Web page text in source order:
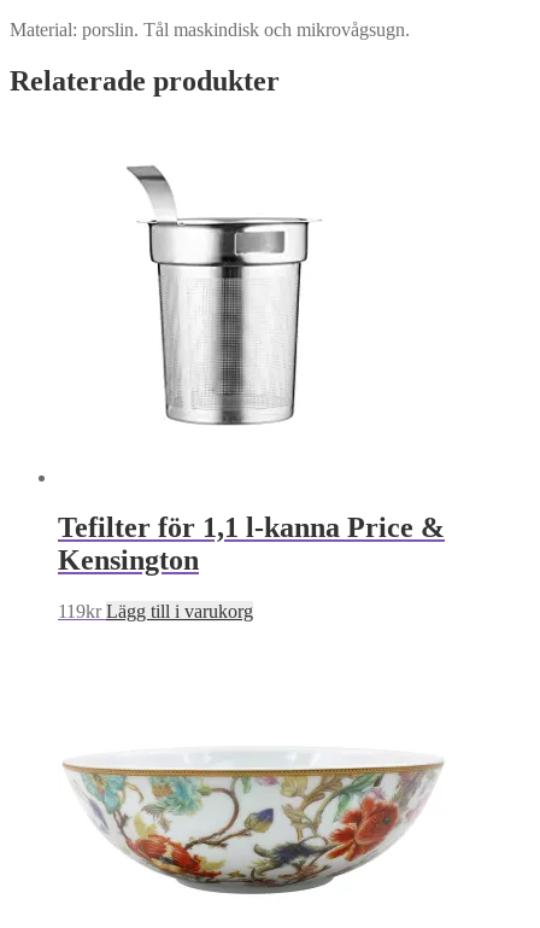
Material: porslin. Tål maskindisk och mikrovågsugn.
Relaterade produkter
Tefilter för 1,1 l-kanna Price &
Kensington
119kr Lägg till i varukorg